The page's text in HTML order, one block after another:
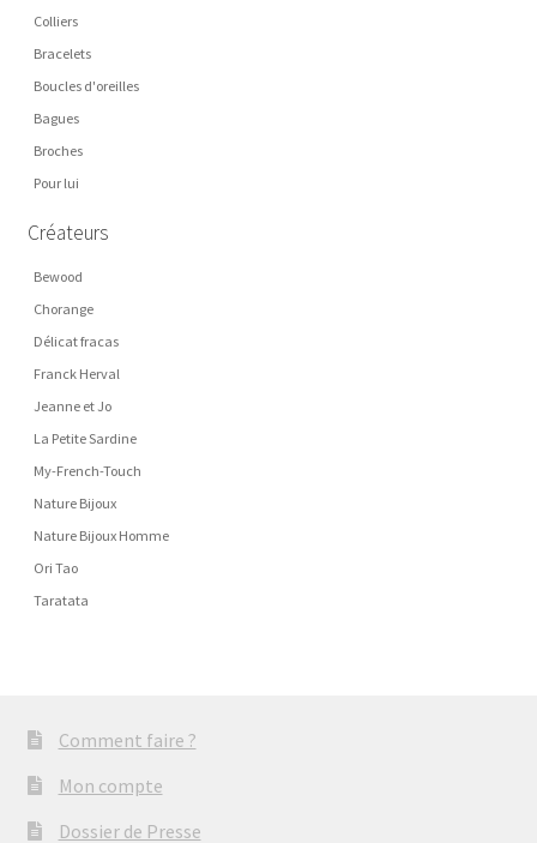
Colliers
Bracelets
Boucles d'oreilles
Bagues
Broches
Pour lui
Créateurs
Bewood
Chorange
Délicat fracas
Franck Herval
Jeanne et Jo
La Petite Sardine
My-French-Touch
Nature Bijoux
Nature Bijoux Homme
Ori Tao
Taratata
Comment faire ?
Mon compte
Dossier de Presse